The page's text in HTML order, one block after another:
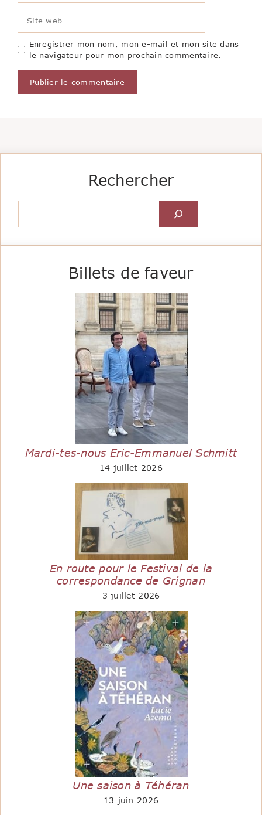
web
Enregistrer mon nom, mon e-mail et mon site dans
le navigateur pour mon prochain commentaire.
Rechercher
Billets de faveur
Mardi-tes-nous Eric-Emmanuel Schmitt
14 juillet 2026
En route pour le Festival de la
correspondance de Grignan
3 juillet 2026
Une saison à Téhéran
13 juin 2026